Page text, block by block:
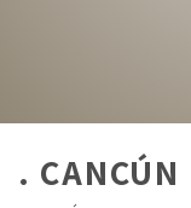
. CANCÚN